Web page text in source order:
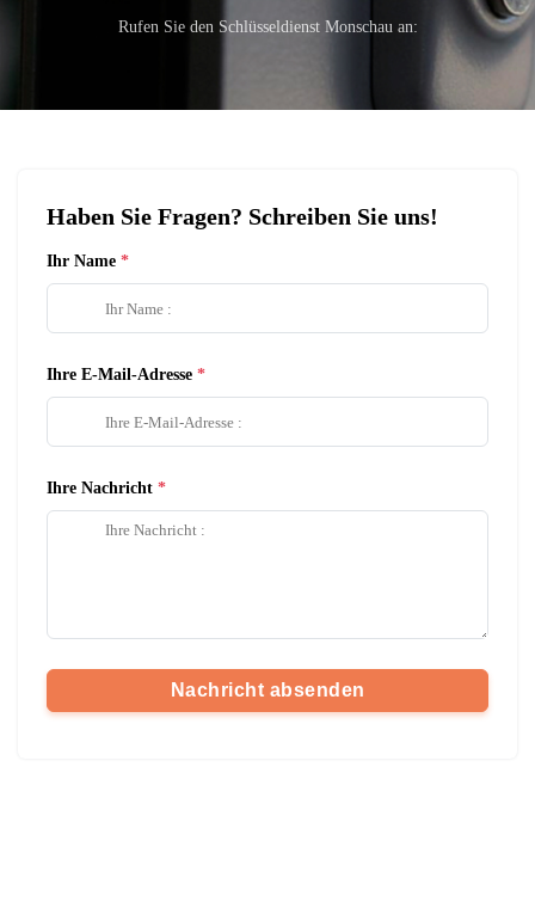
Rufen Sie den Schlüsseldienst Monschau an:
Haben Sie Fragen? Schreiben Sie uns!
Ihr Name
Ihre E-Mail-Adresse
Ihre Nachricht
Nachricht absenden